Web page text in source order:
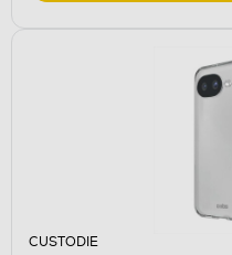
CUSTODIE